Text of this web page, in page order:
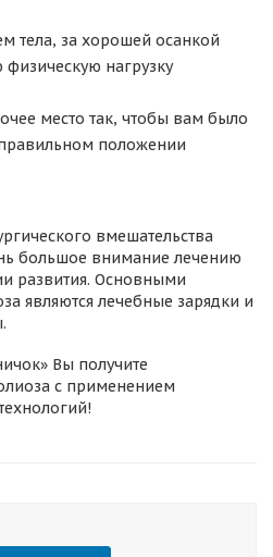
тела, за хорошей осанкой
физическую нагрузку
место так, чтобы вам было
положении
вмешательства
большое внимание лечению
развития. Основными
являются лечебные зарядки и
Вы получите
с применением